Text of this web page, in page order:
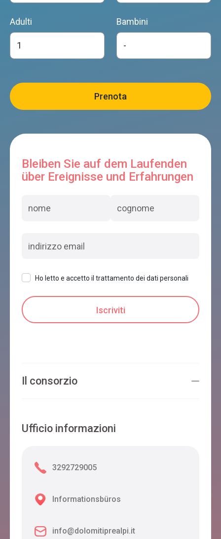
Adulti Bambini
Bleiben Sie auf dem Laufenden
über Ereignisse und Erfahrungen
Ho letto e accetto il trattamento dei dati personali
Il consorzio
Ufficio informazioni
3292729005
Informationsbüros
info@dolomitiprealpi.it